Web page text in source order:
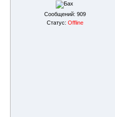
Сообщений: 909
Статус: Offline